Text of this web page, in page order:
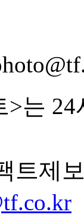
>는
트제